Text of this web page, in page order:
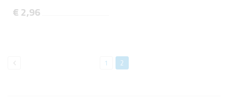
€ 2,96
Pagina
Pagina
1
Je
2